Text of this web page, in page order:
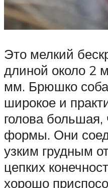
Это мелкий
длиной около 2
мм. Брюшко
широкое и
голова большая,
формы. Они
узким грудным
цепких
хорошо